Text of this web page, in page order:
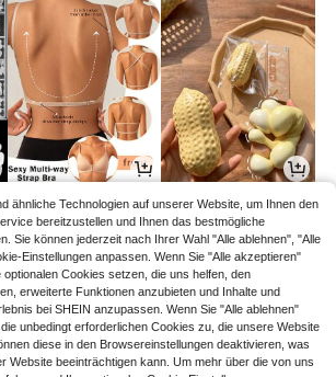
7,49€ 3,08€
ähnliche Technologien auf unserer Website, um Ihnen den
bereitzustellen und Ihnen das bestmögliche
Sie können jederzeit nach Ihrer Wahl "Alle ablehnen", "Alle
Einstellungen anpassen. Wenn Sie "Alle akzeptieren"
Cookies setzen, die uns helfen, den
erweiterte Funktionen anzubieten und Inhalte und
bei SHEIN anzupassen. Wenn Sie "Alle ablehnen"
unbedingt erforderlichen Cookies zu, die unsere Website
diese in den Browsereinstellungen deaktivieren, was
Website beeinträchtigen kann. Um mehr über die von uns